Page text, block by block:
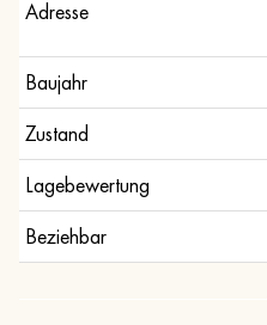
Adresse
Baujahr
Zustand
Lagebewertung
Beziehbar